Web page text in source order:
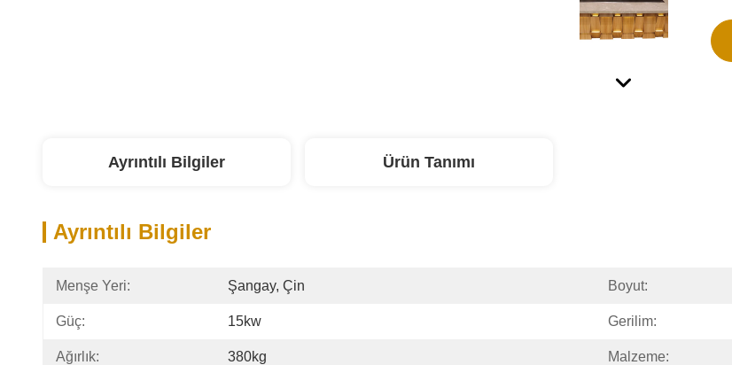
Ayrıntılı Bilgiler Ürün Tanımı
Ayrıntılı Bilgiler
Menşe Yeri: Şangay, Çin Boyut:
Güç: 15kw Gerilim:
Ağırlık: 380kg Malzeme: